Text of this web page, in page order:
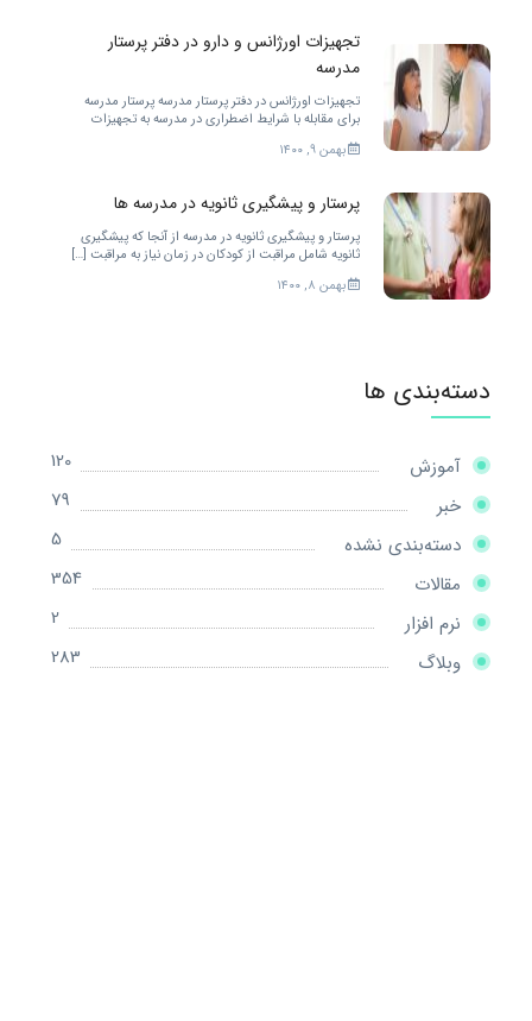
تجهیزات اورژانس و دارو در دفتر پرستار
مدرسه
تجهیزات اورژانس در دفتر پرستار مدرسه پرستار مدرسه
برای مقابله با شرایط اضطراری در مدرسه به تجهیزات
زیادی احتیاج دارد. […]
بهمن ۹, ۱۴۰۰
پرستار و پیشگیری ثانویه در مدرسه ها
پرستار و پیشگیری ثانویه در مدرسه از آنجا که پیشگیری
ثانویه شامل مراقبت از کودکان در زمان نیاز به مراقبت […]
بهمن ۸, ۱۴۰۰
دسته‌بندی ها
آموزش
120
خبر
79
دسته‌بندی نشده
5
مقالات
354
نرم افزار
2
وبلاگ
283